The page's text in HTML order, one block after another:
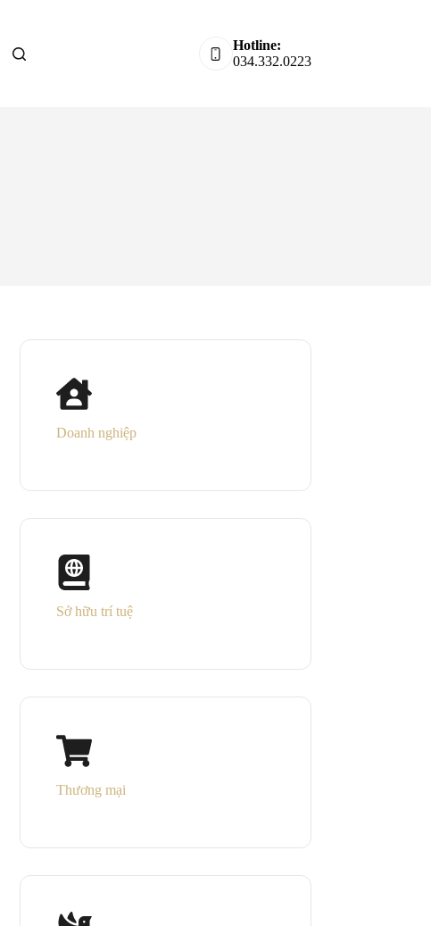
Hotline:
034.332.0223
Doanh nghiệp
Sở hữu trí tuệ
Thương mại